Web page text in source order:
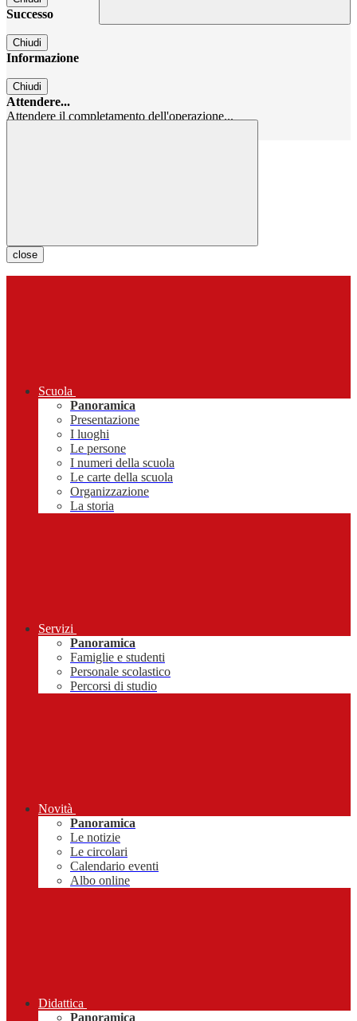
Successo
Chiudi
Informazione
Chiudi
Attendere...
Attendere il completamento dell'operazione...
close
Scuola
Panoramica
Presentazione
I luoghi
Le persone
I numeri della scuola
Le carte della scuola
Organizzazione
La storia
Servizi
Panoramica
Famiglie e studenti
Personale scolastico
Percorsi di studio
Novità
Panoramica
Le notizie
Le circolari
Calendario eventi
Albo online
Didattica
Panoramica